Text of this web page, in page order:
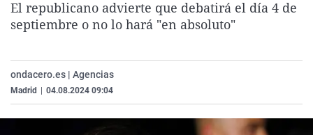
La rosa de los vientos
Como el perro y el
Caso
Equipo de
Extremadura
La Rioja
País Vasco
Virales
Elecciones
El republicano advierte que debatirá el día 4 de
septiembre o no lo hará "en absoluto"
ondacero.es | Agencias
Madrid 04.08.2024 09:04